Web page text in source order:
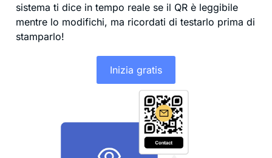
sistema ti dice in tempo reale se il QR è leggibile
mentre lo modifichi, ma ricordati di testarlo prima di
stamparlo!
Inizia gratis